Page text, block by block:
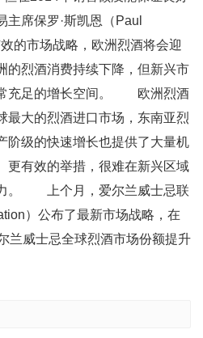
席保罗·斯凯恩（Paul
的市场战略，欧洲烈酒将会迎
的烈酒消费持续下降，但新兴市
充足的增长空间。 欧洲烈酒
最大的烈酒进口市场，东南亚烈
阶级的快速增长也提供了大量机
更有效的举措，很难在新兴区域
。 上个月，爱尔兰威士忌联
）公布了最新市场战略，在
兰威士忌全球烈酒市场份额提升